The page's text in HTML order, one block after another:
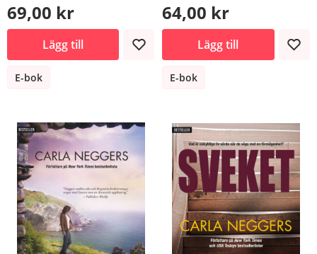
69,00 kr
Lägg till
E-bok
64,00 kr
Lägg till
E-bok